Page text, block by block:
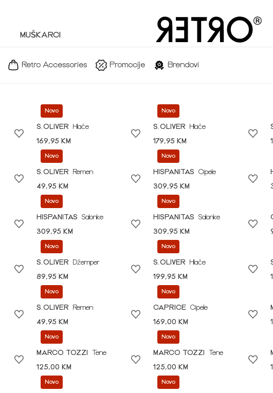
MUŠKARCI
Retro Accessories Promocije Brendovi
Novo
S.OLIVER
Hlače
169,95 KM
Novo
S.OLIVER
Hlače
179,95 KM
Novo
S.OLIVER
Remen
49,95 KM
Novo
HISPANITAS
Cipele
309,95 KM
Novo
HISPANITAS
Salonke
309,95 KM
Novo
HISPANITAS
Salonke
309,95 KM
Novo
S.OLIVER
Džemper
89,95 KM
Novo
S.OLIVER
Hlače
199,95 KM
Novo
S.OLIVER
Remen
49,95 KM
Novo
CAPRICE Cipele
169,00 KM
Novo
MARCO TOZZI
Tene
125,00 KM
Novo
MARCO TOZZI
Tene
125,00 KM
Novo Novo